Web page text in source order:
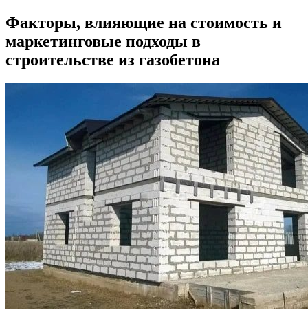
Факторы, влияющие на стоимость и
маркетинговые подходы в
строительстве из газобетона